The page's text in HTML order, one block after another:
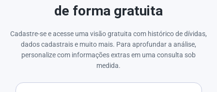
de forma gratuita
Cadastre-se e acesse uma visão gratuita com histórico de dívidas,
dados cadastrais e muito mais. Para aprofundar a análise,
personalize com informações extras em uma consulta sob
medida.